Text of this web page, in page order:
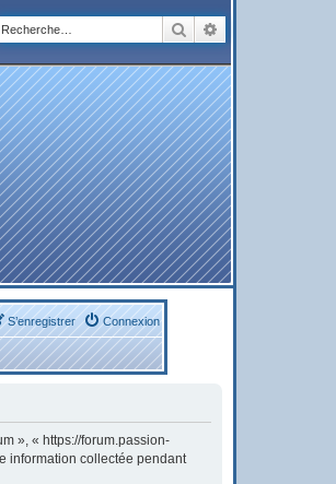
Rechercher
Connexion
S’enregistrer
», « https://forum.passion-
information collectée pendant